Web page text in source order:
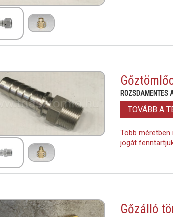
ROZSDAMENTES
TOVÁBB A
Több méretben
jogát
Gőzálló